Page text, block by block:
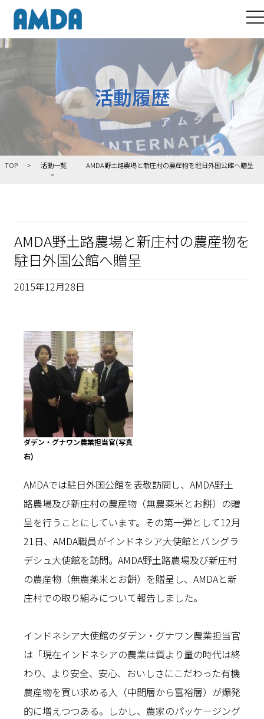
活動履歴
TOP 活動一覧 AMDA野土路農場と新庄村の農産物を駐日外国公館へ贈呈
AMDA野土路農場と新庄村の農産物を
駐日外国公館へ贈呈
2015年12月28日
ダデン・グナワン農業担当官(写真
右)
AMDAでは駐日外国公館を表敬訪問し、AMDA野土
路農場及び新庄村の農産物（無農薬米とお餅）の贈
呈を行うことにしています。その第一弾として12月
21日、AMDA職員がインドネシア大使館とバングラ
デシュ大使館を訪問。AMDA野土路農場及び新庄村
の農産物（無農薬米とお餅）を贈呈し、AMDAと新
庄村での取り組みについて報告しました。
インドネシア大使館のダデン・グナワン農業担当官
は「現在インドネシアの農業は質より量の時代は終
わり、より安全、安心、おいしさにこだわった有機
農産物を買い求める人（中間層から富裕層）が爆発
的に増えつつある。しかし、農家のパッケージング